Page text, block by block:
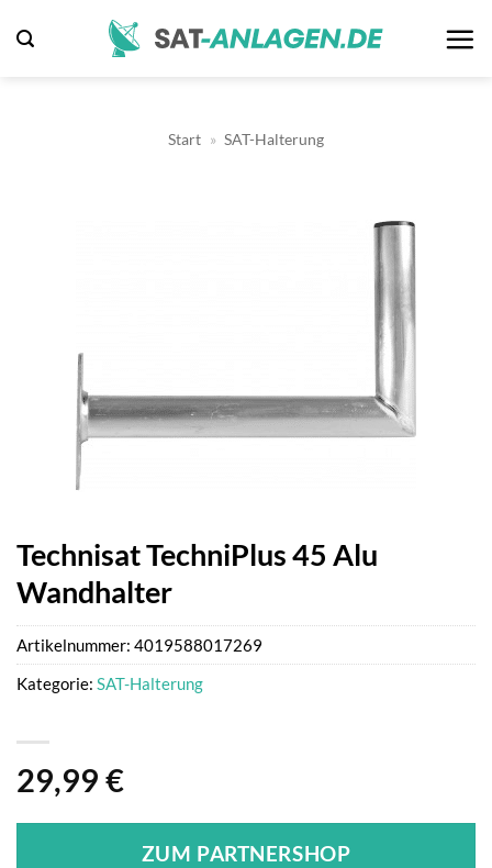
Inhalt
Start » SAT-Halterung
Technisat TechniPlus 45 Alu
Wandhalter
29,99 €
ZUM PARTNERSHOP
Artikelnummer: 4019588017269
Kategorie: SAT-Halterung